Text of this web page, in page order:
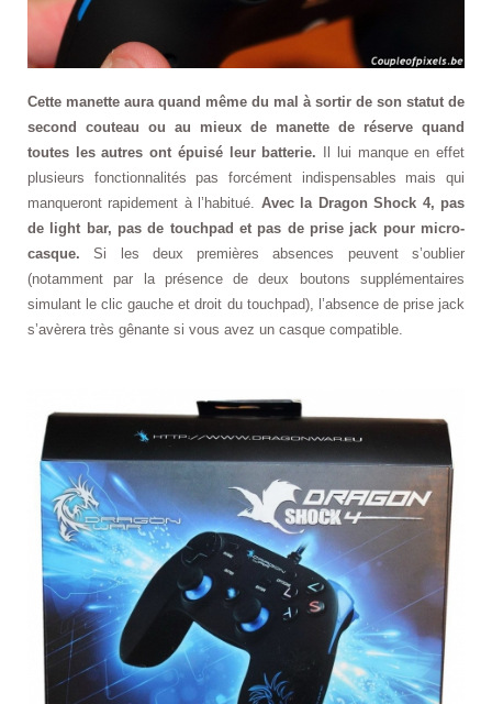
Cette manette aura quand même du mal à sortir de son statut de
second couteau ou au mieux de manette de réserve quand
toutes les autres ont épuisé leur batterie. Il lui manque en effet
plusieurs fonctionnalités pas forcément indispensables mais qui
manqueront rapidement à l’habitué. Avec la Dragon Shock 4, pas
de light bar, pas de touchpad et pas de prise jack pour micro-
casque. Si les deux premières absences peuvent s’oublier
(notamment par la présence de deux boutons supplémentaires
simulant le clic gauche et droit du touchpad), l’absence de prise jack
s’avèrera très gênante si vous avez un casque compatible.